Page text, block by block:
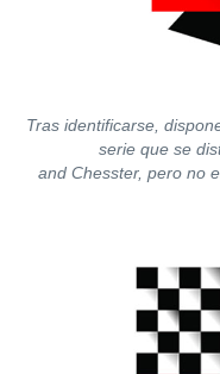
Tras identificarse,
serie que se
and Chesster, pero no